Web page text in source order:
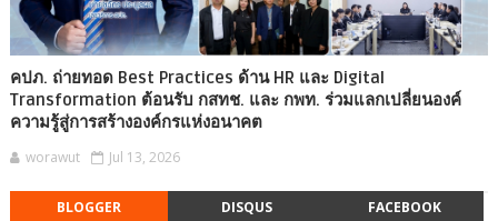
คปภ. ถ่ายทอด Best Practices ด้าน HR และ Digital
Transformation ต้อนรับ กสทช. และ กพท. ร่วมแลกเปลี่ยนองค์
ความรู้สู่การสร้างองค์กรแห่งอนาคต
worawut Jul 13, 2026
BLOGGER DISQUS FACEBOOK